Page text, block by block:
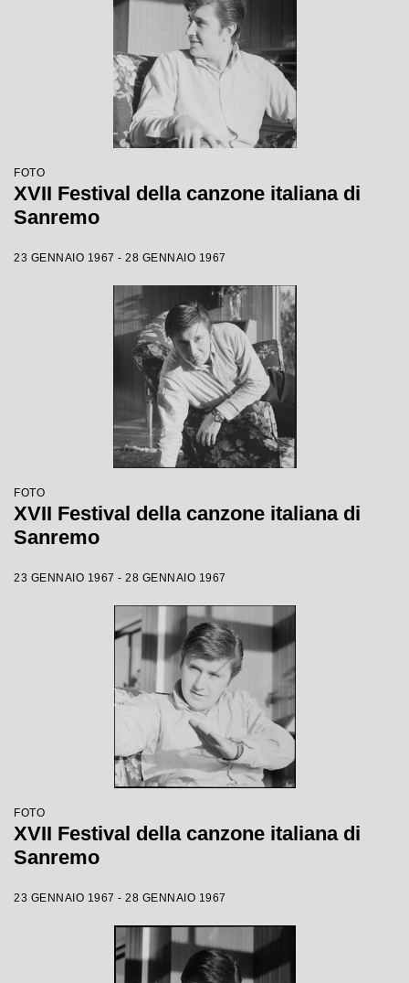
FOTO
XVII Festival della canzone italiana di
Sanremo
23 GENNAIO 1967 - 28 GENNAIO 1967
FOTO
XVII Festival della canzone italiana di
Sanremo
23 GENNAIO 1967 - 28 GENNAIO 1967
FOTO
XVII Festival della canzone italiana di
Sanremo
23 GENNAIO 1967 - 28 GENNAIO 1967